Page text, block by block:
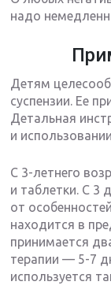
надо
Детям
суспензии. Ее
Детальная
и
С 3-летнего
и таблетки. С 3
от
находится в
принимается
терапии — 5-7
используется